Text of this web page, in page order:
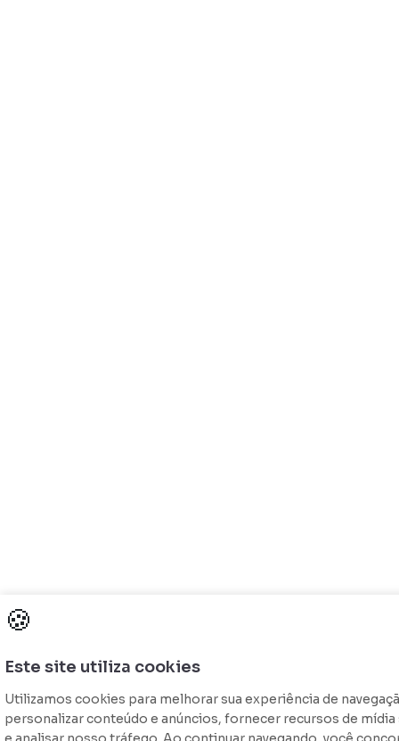
🍪
Este site utiliza cookies
Utilizamos cookies para melhorar sua experiência de
personalizar conteúdo e anúncios, fornecer recursos de mídia